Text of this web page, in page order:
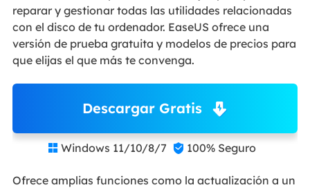
reparar y gestionar todas las utilidades relacionadas
con el disco de tu ordenador. EaseUS ofrece una
versión de prueba gratuita y modelos de precios para
que elijas el que más te convenga.
Descargar Gratis
 Windows 11/10/8/7  100% Seguro
Ofrece amplias funciones como la actualización a un